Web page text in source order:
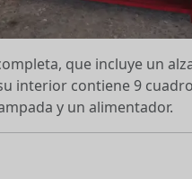
que incluye un
interior contiene 9
y un alimentador.